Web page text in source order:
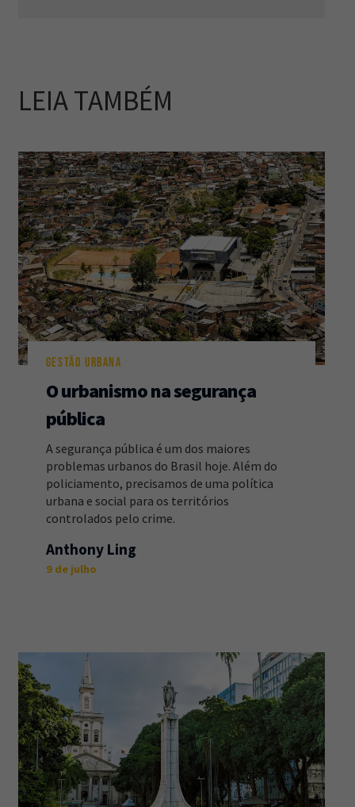
LEIA TAMBÉM
GESTÃO URBANA
O urbanismo na segurança
pública
A segurança pública é um dos maiores
problemas urbanos do Brasil hoje. Além do
policiamento, precisamos de uma política
urbana e social para os territórios
controlados pelo crime.
Anthony Ling
9 de julho